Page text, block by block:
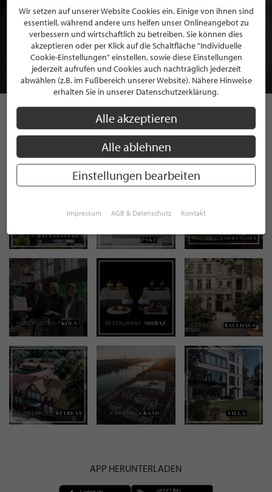
BEWERBEN SIE SICH FÜR EINE GRATIS
MITGLIEDSCHAFT BEI STILPUNKTE®
JETZT GRATIS BEWERBEN
STILPUNKTE AUF
INSTAGRAM
APP HERUNTERLADEN
Wir setzen auf unserer Website Cookies ein. Einige von ihnen sind
essentiell, während andere uns helfen unser Onlineangebot zu
verbessern und wirtschaftlich zu betreiben. Sie können dies
akzeptieren oder per Klick auf die Schaltfläche "Individuelle
Cookie-Einstellungen" einstellen, sowie diese Einstellungen
jederzeit aufrufen und Cookies auch nachträglich jederzeit
abwählen (z.B. im Fußbereich unserer Website). Nähere Hinweise
erhalten Sie in unserer Datenschutzerklärung.
Alle akzeptieren
Alle ablehnen
Einstellungen bearbeiten
Impressum AGB & Datenschutz Kontakt